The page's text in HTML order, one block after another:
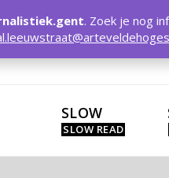
SLOW
. Zoek je nog